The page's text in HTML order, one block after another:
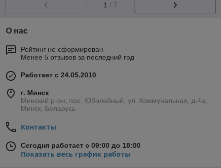
1 / 7
О нас
Рейтинг не сформирован
Менее 5 отзывов за последний год
Работает с 24.05.2010
г. Минск
Минский р-он, пос. Юбилейный, ул. Коммунальная, д.4а,
Минск, Беларусь
Контакты
Сегодня работает с 09:00 до 18:00
Показать весь график работы